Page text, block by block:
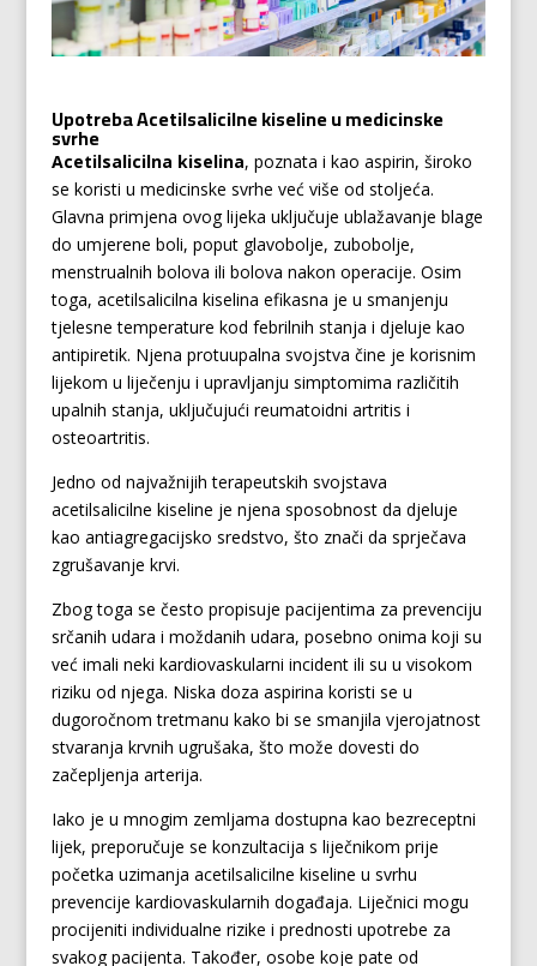
Upotreba Acetilsalicilne kiseline u medicinske
svrhe
Acetilsalicilna kiselina, poznata i kao aspirin, široko
se koristi u medicinske svrhe već više od stoljeća.
Glavna primjena ovog lijeka uključuje ublažavanje blage
do umjerene boli, poput glavobolje, zubobolje,
menstrualnih bolova ili bolova nakon operacije. Osim
toga, acetilsalicilna kiselina efikasna je u smanjenju
tjelesne temperature kod febrilnih stanja i djeluje kao
antipiretik. Njena protuupalna svojstva čine je korisnim
lijekom u liječenju i upravljanju simptomima različitih
upalnih stanja, uključujući reumatoidni artritis i
osteoartritis.
Jedno od najvažnijih terapeutskih svojstava
acetilsalicilne kiseline je njena sposobnost da djeluje
kao antiagregacijsko sredstvo, što znači da sprječava
zgrušavanje krvi.
Zbog toga se često propisuje pacijentima za prevenciju
srčanih udara i moždanih udara, posebno onima koji su
već imali neki kardiovaskularni incident ili su u visokom
riziku od njega. Niska doza aspirina koristi se u
dugoročnom tretmanu kako bi se smanjila vjerojatnost
stvaranja krvnih ugrušaka, što može dovesti do
začepljenja arterija.
Iako je u mnogim zemljama dostupna kao bezreceptni
lijek, preporučuje se konzultacija s liječnikom prije
početka uzimanja acetilsalicilne kiseline u svrhu
prevencije kardiovaskularnih događaja. Liječnici mogu
procijeniti individualne rizike i prednosti upotrebe za
svakog pacijenta. Također, osobe koje pate od